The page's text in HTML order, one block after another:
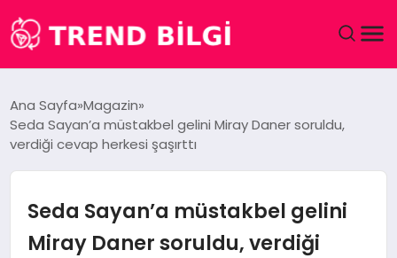
DÜNYA
Ana Sayfa Magazin
Seda Sayan’a müstakbel gelini Miray Daner soruldu,
verdiği cevap herkesi şaşırttı
Seda Sayan’a müstakbel gelini
Miray Daner soruldu, verdiği